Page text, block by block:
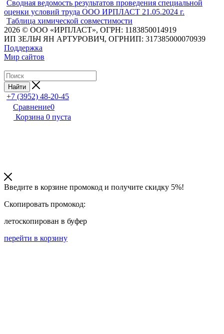
Сводная ведомость результатов проведения специальной
оценки условий труда ООО ИРПЛАСТ 21.05.2024 г.
Таблица химической совместимости
2026 © ООО «ИРПЛАСТ», ОГРН: 1183850014919
ИП ЗЕЛЬЧ ЯН АРТУРОВИЧ, ОГРНИП: 317385000070939
Поддержка
Мир сайтов
Найти
+7 (3952) 48-20-45
Сравнение0
Корзина 0 пуста
Введите в корзине промокод и получите скидку 5%!
Скопировать промокод:
летоскопирован в буфер
перейти в корзину